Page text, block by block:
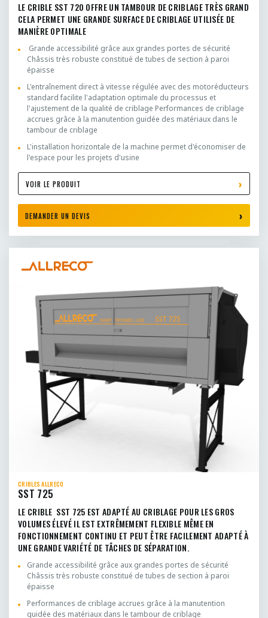
LE CRIBLE SST 720 OFFRE UN TAMBOUR DE CRIBLAGE TRÈS GRAND
CELA PERMET UNE GRANDE SURFACE DE CRIBLAGE UTILISÉE DE
MANIÈRE OPTIMALE
Grande accessibilité grâce aux grandes portes de sécurité
Châssis très robuste constitué de tubes de section à paroi
épaisse
L'entraînement direct à vitesse régulée avec des motoréducteurs
standard facilite l'adaptation optimale du processus et
l'ajustement de la qualité de criblage Performances de criblage
accrues grâce à la manutention guidée des matériaux dans le
tambour de criblage
L'installation horizontale de la machine permet d'économiser de
l'espace pour les projets d'usine
VOIR LE PRODUIT
DEMANDER UN DEVIS
CRIBLES ALLRECO
SST 725
LE CRIBLE SST 725 EST ADAPTÉ AU CRIBLAGE POUR LES GROS
VOLUMES ÉLEVÉ IL EST EXTRÊMEMENT FLEXIBLE MÊME EN
FONCTIONNEMENT CONTINU ET PEUT ÊTRE FACILEMENT ADAPTÉ À
UNE GRANDE VARIÉTÉ DE TÂCHES DE SÉPARATION.
Grande accessibilité grâce aux grandes portes de sécurité
Châssis très robuste constitué de tubes de section à paroi
épaisse
Performances de criblage accrues grâce à la manutention
guidée des matériaux dans le tambour de criblage